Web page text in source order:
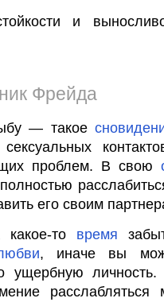
и
Фрейда
— такое
сексуальных
проблем. В свою
его своим
то время
, иначе вы
ущербную
расслабляться